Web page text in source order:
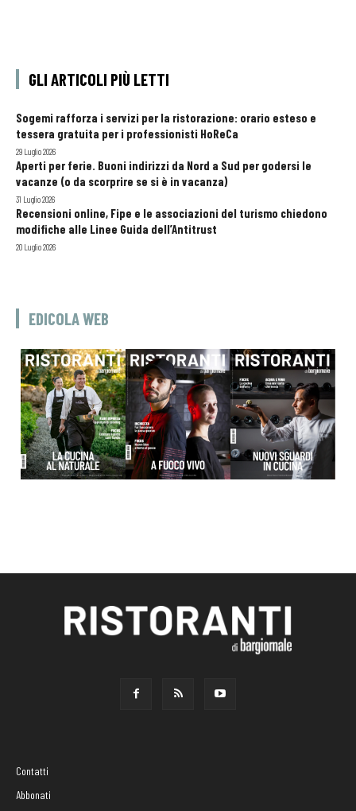
GLI ARTICOLI PIÙ LETTI
Sogemi rafforza i servizi per la ristorazione: orario esteso e
tessera gratuita per i professionisti HoReCa
29 Luglio 2026
Aperti per ferie. Buoni indirizzi da Nord a Sud per godersi le
vacanze (o da scorprire se si è in vacanza)
31 Luglio 2026
Recensioni online, Fipe e le associazioni del turismo chiedono
modifiche alle Linee Guida dell’Antitrust
20 Luglio 2026
EDICOLA WEB
Contatti
Abbonati